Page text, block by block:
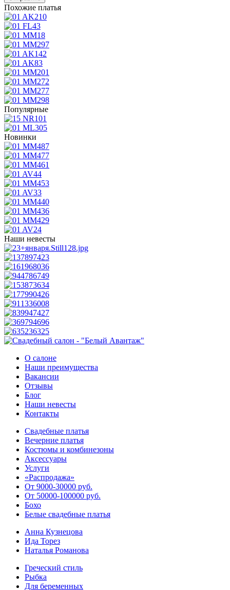
Похожие платья
Популярные
Новинки
Наши невесты
О салоне
Наши преимущества
Вакансии
Отзывы
Блог
Наши невесты
Контакты
Свадебные платья
Вечерние платья
Костюмы и комбинезоны
Аксессуары
Услуги
«Распродажа»
От 9000-30000 руб.
От 50000-100000 руб.
Бохо
Белые свадебные платья
Анна Кузнецова
Ида Торез
Наталья Романова
Греческий стиль
Рыбка
Для беременных